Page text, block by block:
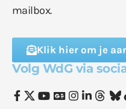
mailbox.
Klik hier om je
Volg WdG via